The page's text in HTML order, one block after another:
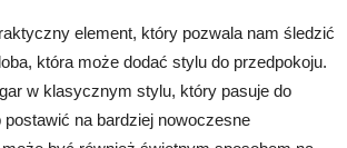
element, który pozwala nam śledzić
która może dodać stylu do przedpokoju.
w klasycznym stylu, który pasuje do
na bardziej nowoczesne